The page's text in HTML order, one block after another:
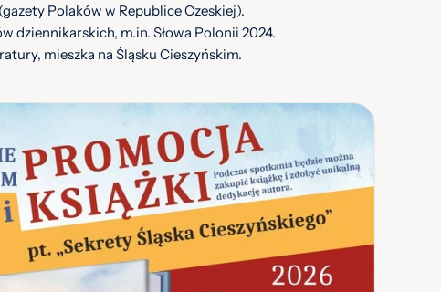
(gazety Polaków w Republice Czeskiej).
dziennikarskich, m.in. Słowa Polonii 2024.
mieszka na Śląsku Cieszyńskim.